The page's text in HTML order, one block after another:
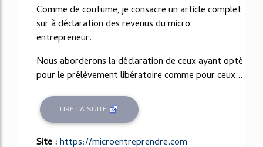
Comme de coutume, je consacre un article complet
sur à déclaration des revenus du micro
entrepreneur.
Nous aborderons la déclaration de ceux ayant opté
pour le prélèvement libératoire comme pour ceux...
LIRE LA SUITE
Site :https://microentreprendre.com